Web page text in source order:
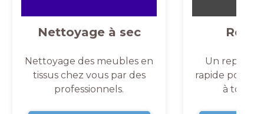
Nettoyage à sec
Nettoyage des meubles en
tissus chez vous par des
professionnels.
Un
rapide pour
à tout